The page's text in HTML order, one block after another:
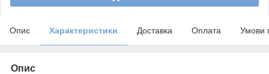
Опис Характеристики Доставка Оплата Умови
Опис